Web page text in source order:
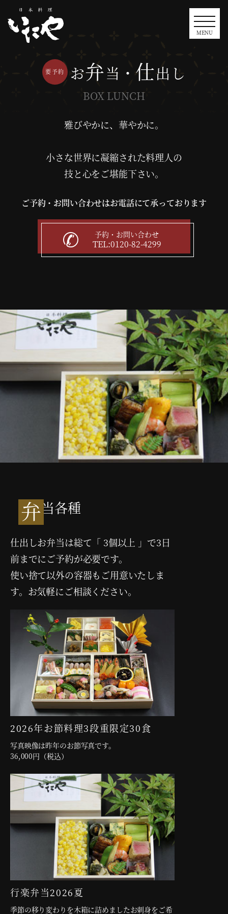
MENU
お弁当・ 仕出し
BOX LUNCH
雅びやかに、華やかに。
小さな世界に凝縮された料理人の
技と心をご堪能下さい。
ご予約・お問い合わせはお電話にて承っております
予約・お問い合わせ
TEL:0120-82-4299
弁 当各種
仕出しお弁当は総て「 3個以上 」で3日
前までにご予約が必要です。
使い捨て以外の容器もご用意いたしま
す。お気軽にご相談ください。
2026年お節料理3段重限定30食
写真映像は昨年のお節写真です。
36,000円（税込）
行楽弁当2026夏
季節の移り変わりを木箱に詰めましたお刺身をご希